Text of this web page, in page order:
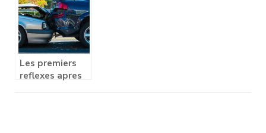
Les premiers
reflexes apres